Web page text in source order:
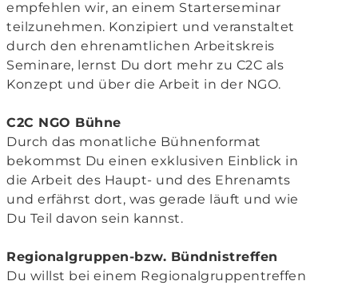
empfehlen wir, an einem Starterseminar
teilzunehmen. Konzipiert und veranstaltet
durch den ehrenamtlichen Arbeitskreis
Seminare, lernst Du dort mehr zu C2C als
Konzept und über die Arbeit in der NGO.
C2C NGO Bühne
Durch das monatliche Bühnenformat
bekommst Du einen exklusiven Einblick in
die Arbeit des Haupt- und des Ehrenamts
und erfährst dort, was gerade läuft und wie
Du Teil davon sein kannst.
Regionalgruppen-bzw. Bündnistreffen
Du willst bei einem Regionalgruppentreffen